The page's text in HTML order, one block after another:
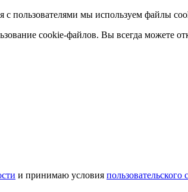
с пользователями мы используем файлы
cookie-файлов. Вы всегда можете
и принимаю условия пользовательского